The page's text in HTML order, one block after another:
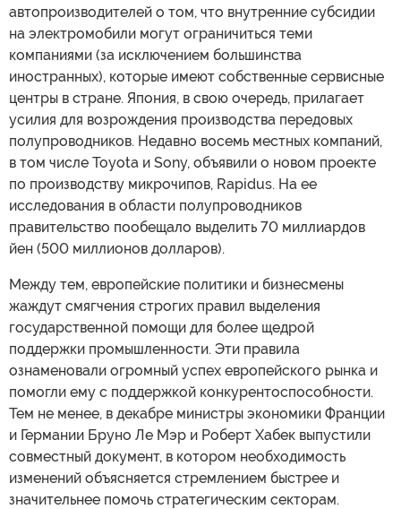
автопроизводителей о том, что внутренние субсидии
на электромобили могут ограничиться теми
компаниями (за исключением большинства
иностранных), которые имеют собственные сервисные
центры в стране. Япония, в свою очередь, прилагает
усилия для возрождения производства передовых
полупроводников. Недавно восемь местных компаний,
в том числе Toyota и Sony, объявили о новом проекте
по производству микрочипов, Rapidus. На ее
исследования в области полупроводников
правительство пообещало выделить 70 миллиардов
йен (500 миллионов долларов).
Между тем, европейские политики и бизнесмены
жаждут смягчения строгих правил выделения
государственной помощи для более щедрой
поддержки промышленности. Эти правила
ознаменовали огромный успех европейского рынка и
помогли ему с поддержкой конкурентоспособности.
Тем не менее, в декабре министры экономики Франции
и Германии Бруно Ле Мэр и Роберт Хабек выпустили
совместный документ, в котором необходимость
изменений объясняется стремлением быстрее и
значительнее помочь стратегическим секторам.